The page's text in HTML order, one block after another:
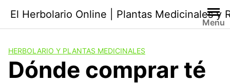
contenido
El Herbolario Online | Plantas Medicinales y
Menu
HERBOLARIO Y PLANTAS MEDICINALES
Dónde comprar té